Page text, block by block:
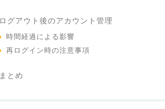
ログアウト後のアカウント管理
時間経過による影響
再ログイン時の注意事項
まとめ